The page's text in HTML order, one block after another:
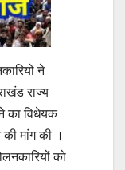
ने
राज्य
का विधेयक
मांग की ।
को